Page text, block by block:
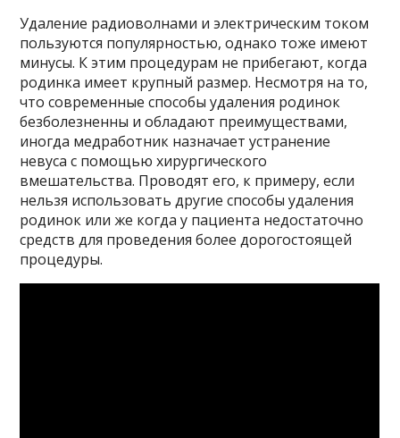
Удаление радиоволнами и электрическим током
пользуются популярностью, однако тоже имеют
минусы. К этим процедурам не прибегают, когда
родинка имеет крупный размер. Несмотря на то,
что современные способы удаления родинок
безболезненны и обладают преимуществами,
иногда медработник назначает устранение
невуса с помощью хирургического
вмешательства. Проводят его, к примеру, если
нельзя использовать другие способы удаления
родинок или же когда у пациента недостаточно
средств для проведения более дорогостоящей
процедуры.